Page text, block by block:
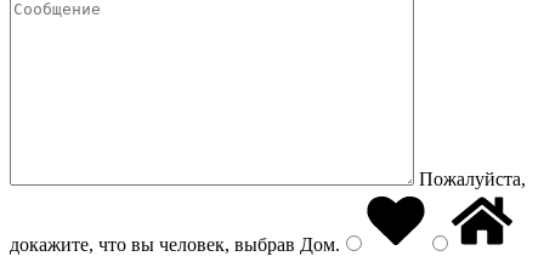
Пожалуйста,
докажите, что вы человек, выбрав Дом.